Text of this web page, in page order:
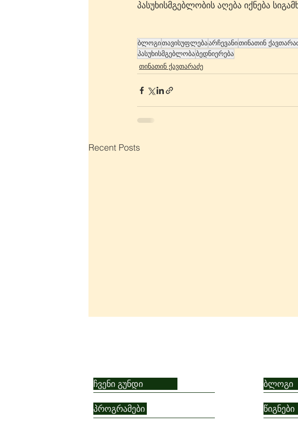
პასუხისმგებლობის აღება იქნება
ბლოგითავისუფლებაარჩევანითინათინ
პასუხისმგებლობაბედნიერება
თინათინ ქავთარაძე
Recent Posts
თინათინ ქავთარაძე:
ჩემთვის, შენთვის,
თინათინ
პროგრამები
ჩვენი გუნდი
წიგნები
ბლოგი